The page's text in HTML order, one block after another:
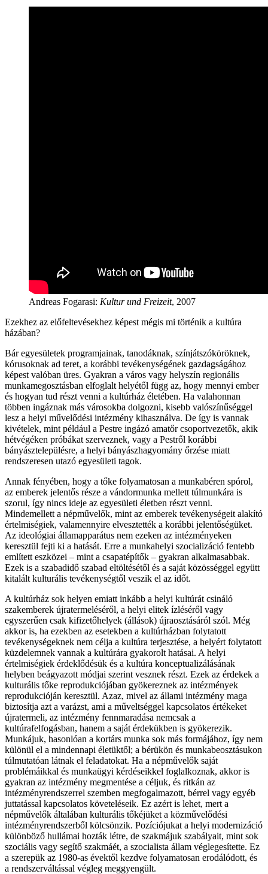
Andreas Fogarasi: Kultur und Freizeit, 2007
Ezekhez az előfeltevésekhez képest mégis mi történik a kultúra
házában?
Bár egyesületek programjainak, tanodáknak, színjátszóköröknek,
kórusoknak ad teret, a korábbi tevékenységének gazdagságához
képest valóban üres. Gyakran a város vagy helyszín regionális
munkamegosztásban elfoglalt helyétől függ az, hogy mennyi ember
és hogyan tud részt venni a kultúrház életében. Ha valahonnan
többen ingáznak más városokba dolgozni, kisebb valószínűséggel
lesz a helyi művelődési intézmény kihasználva. De így is vannak
kivételek, mint például a Pestre ingázó amatőr csoportvezetők, akik
hétvégéken próbákat szerveznek, vagy a Pestről korábbi
bányásztelepülésre, a helyi bányászhagyomány őrzése miatt
rendszeresen utazó egyesületi tagok.
Annak fényében, hogy a tőke folyamatosan a munkabéren spórol,
az emberek jelentős része a vándormunka mellett túlmunkára is
szorul, így nincs ideje az egyesületi életben részt venni.
Mindemellett a népművelők, mint az emberek tevékenységeit alakító
értelmiségiek, valamennyire elvesztették a korábbi jelentőségüket.
Az ideológiai államapparátus nem ezeken az intézményeken
keresztül fejti ki a hatását. Erre a munkahelyi szocializáció fentebb
említett eszközei – mint a csapatépítők – gyakran alkalmasabbak.
Ezek is a szabadidő szabad eltöltésétől és a saját közösséggel együtt
kitalált kulturális tevékenységtől veszik el az időt.
A kultúrház sok helyen emiatt inkább a helyi kultúrát csináló
szakemberek újratermeléséről, a helyi elitek ízléséről vagy
egyszerűen csak kifizetőhelyek (állások) újraosztásáról szól. Még
akkor is, ha ezekben az esetekben a kultúrházban folytatott
tevékenységeknek nem célja a kultúra terjesztése, a helyért folytatott
küzdelemnek vannak a kultúrára gyakorolt hatásai. A helyi
értelmiségiek érdeklődésük és a kultúra konceptualizálásának
helyben beágyazott módjai szerint vesznek részt. Ezek az érdekek a
kulturális tőke reprodukciójában gyökereznek az intézmények
reprodukcióján keresztül. Azaz, mivel az állami intézmény maga
biztosítja azt a varázst, ami a műveltséggel kapcsolatos értékeket
újratermeli, az intézmény fennmaradása nemcsak a
kultúrafelfogásban, hanem a saját érdekükben is gyökerezik.
Munkájuk, hasonlóan a kortárs munka sok más formájához, így nem
különül el a mindennapi életüktől; a bérükön és munkabeosztásukon
túlmutatóan látnak el feladatokat. Ha a népművelők saját
problémáikkal és munkaügyi kérdéseikkel foglalkoznak, akkor is
gyakran az intézmény megmentése a céljuk, és ritkán az
intézményrendszerrel szemben megfogalmazott, bérrel vagy egyéb
juttatással kapcsolatos követeléseik. Ez azért is lehet, mert a
népművelők általában kulturális tőkéjüket a közművelődési
intézményrendszerből kölcsönzik. Pozíciójukat a helyi modernizáció
különböző hullámai hozták létre, de szakmájuk szabályait, mint sok
szociális vagy segítő szakmáét, a szocialista állam véglegesítette. Ez
a szerepük az 1980-as évektől kezdve folyamatosan erodálódott, és
a rendszerváltással végleg meggyengült.